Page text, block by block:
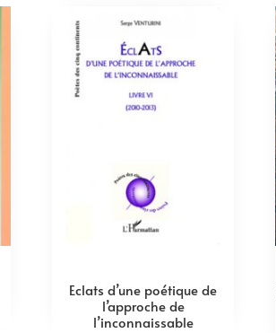
Eclats d’une poétique de
l’approche de
l’inconnaissable